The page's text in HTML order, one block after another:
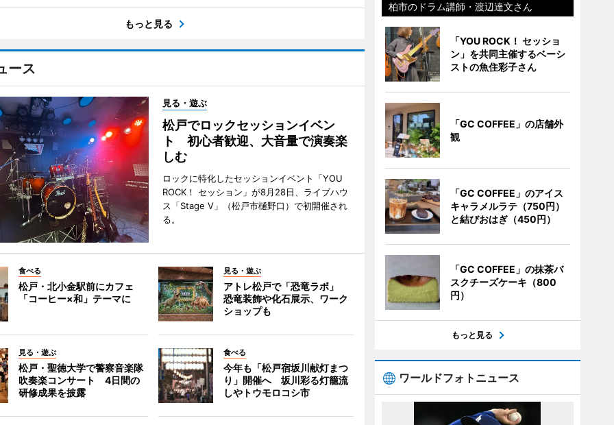
もっと見る
ース
見る・遊ぶ
松戸でロックセッションイベン
ト 初心者歓迎、大音量で演奏楽
しむ
ロックに特化したセッションイベント「YOU
ROCK！ セッション」が8月28日、ライブハウ
ス「Stage V」（松戸市樋野口）で初開催され
る。
食べる
松戸・北小金駅前にカフェ
「コーヒー×和」テーマに
見る・遊ぶ
アトレ松戸で「恐竜ラボ」
恐竜装飾や化石展示、ワーク
ショップも
見る・遊ぶ
松戸・聖徳大学で警察音楽隊
吹奏楽コンサート 4日間の
研修成果を披露
食べる
今年も「松戸宿坂川献灯まつ
り」開催へ 坂川彩る灯籠流
しやトウモロコシ市
柏市のドラム講師・渡辺達文さん
「YOU ROCK！ セッショ
ン」を共同主催するベーシ
ストの魚住彩子さん
「GC COFFEE」の店舗外
観
「GC COFFEE」のアイス
キャラメルラテ（750円）
と結びおはぎ（450円）
「GC COFFEE」の抹茶バ
スクチーズケーキ（800
円）
もっと見る
ワールドフォトニュース